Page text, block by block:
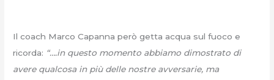
Il coach Marco Capanna però getta acqua sul fuoco e
ricorda: “….in questo momento abbiamo dimostrato di
avere qualcosa in più delle nostre avversarie, ma